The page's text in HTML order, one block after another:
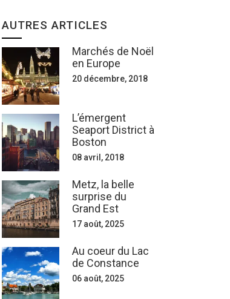
AUTRES ARTICLES
Marchés de Noël
en Europe
20 décembre, 2018
L’émergent
Seaport District à
Boston
08 avril, 2018
Metz, la belle
surprise du
Grand Est
17 août, 2025
Au coeur du Lac
de Constance
06 août, 2025